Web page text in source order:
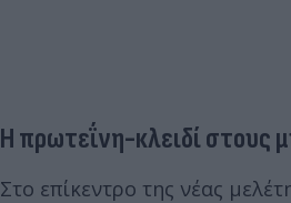
Η πρωτεΐνη-κλειδί στους
Στο επίκεντρο της νέας